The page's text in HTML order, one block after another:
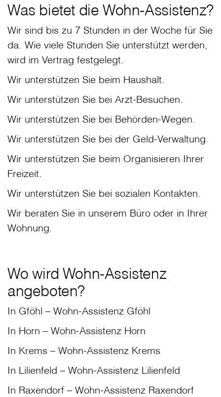
Was bietet die Wohn-Assistenz?
Wir sind bis zu 7 Stunden in der Woche für Sie
da. Wie viele Stunden Sie unterstützt werden,
wird im Vertrag festgelegt.
Wir unterstützen Sie beim Haushalt.
Wir unterstützen Sie bei Arzt-Besuchen.
Wir unterstützen Sie bei Behörden-Wegen.
Wir unterstützen Sie bei der Geld-Verwaltung.
Wir unterstützen Sie beim Organisieren Ihrer
Freizeit.
Wir unterstützen Sie bei sozialen Kontakten.
Wir beraten Sie in unserem Büro oder in Ihrer
Wohnung.
Wo wird Wohn-Assistenz
angeboten?
In Gföhl – Wohn-Assistenz Gföhl
In Horn – Wohn-Assistenz Horn
In Krems – Wohn-Assistenz Krems
In Lilienfeld – Wohn-Assistenz Lilienfeld
In Raxendorf – Wohn-Assistenz Raxendorf